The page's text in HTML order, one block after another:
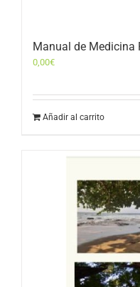
Manual de Medicina
0,00€
Añadir al carrito